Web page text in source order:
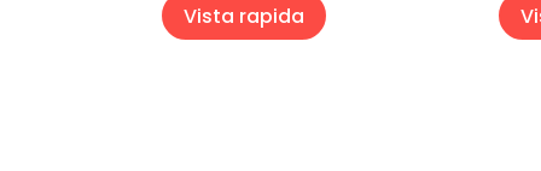
precios:
Vista rapida